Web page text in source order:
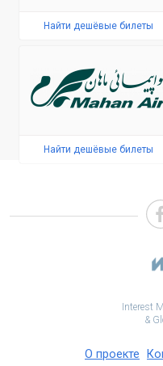
Найти дешёвые билеты
Найти дешёвые билеты
Interest
&
О проекте